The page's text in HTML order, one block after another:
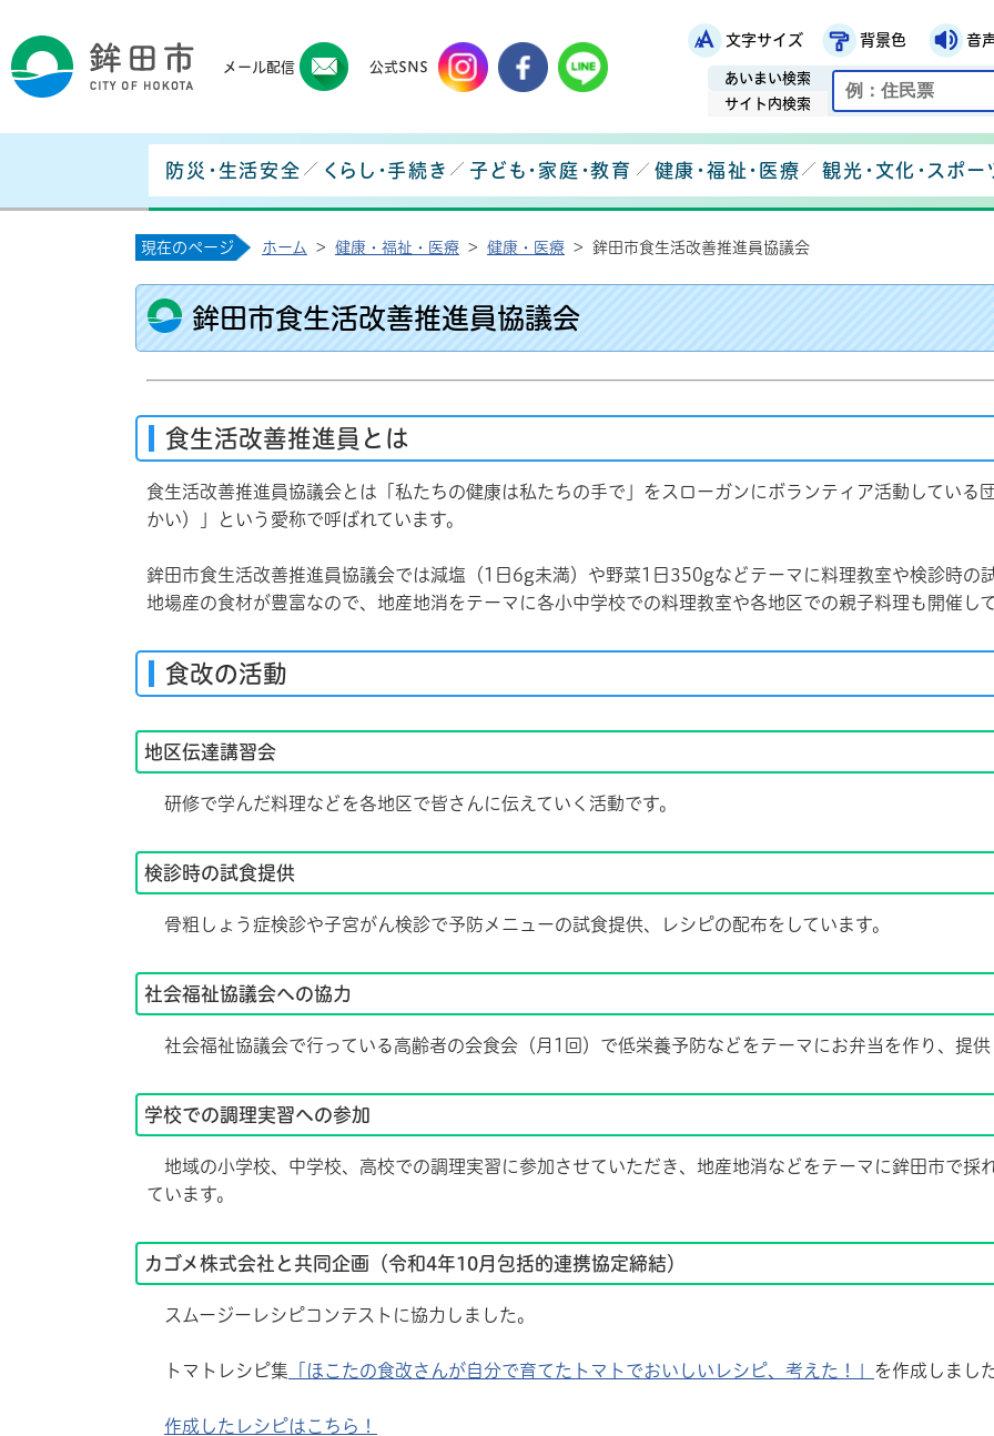
鉾田市役所ホームページ文字サイズ 背景色 音
あいまい検索
サイト内検索
メール配信
鉾田市メールマガジン
公式SNS
鉾田市公式Instagram
鉾田市公式Facebook
鉾田市公式LINE
防災・生活安全 くらし・手続き 子ども・家庭・教育 健康・福祉・医療 観光・文化・スポー
現在のページ ホーム > 健康・福祉・医療 > 健康・医療 > 鉾田市食生活改善推進員協議会
鉾田市食生活改善推進員協議会
食生活改善推進員とは
食生活改善推進員協議会とは「私たちの健康は私たちの手で」をスローガンにボランティア活動している
かい）」という愛称で呼ばれています。
鉾田市食生活改善推進員協議会では減塩（1日6g未満）や野菜1日350gなどテーマに料理教室や検診時の
地場産の食材が豊富なので、地産地消をテーマに各小中学校での料理教室や各地区での親子料理も開催して
食改の活動
地区伝達講習会
研修で学んだ料理などを各地区で皆さんに伝えていく活動です。
検診時の試食提供
骨粗しょう症検診や子宮がん検診で予防メニューの試食提供、レシピの配布をしています。
社会福祉協議会への協力
社会福祉協議会で行っている高齢者の会食会（月1回）で低栄養予防などをテーマにお弁当を作り、提供
学校での調理実習への参加
地域の小学校、中学校、高校での調理実習に参加させていただき、地産地消などをテーマに鉾田市で採
ています。
カゴメ株式会社と共同企画（令和4年10月包括的連携協定締結）
スムージーレシピコンテストに協力しました。
トマトレシピ集 「ほこたの食改さんが自分で育てたトマトでおいしいレシピ、考えた！」 を作成しました
作成したレシピはこちら！